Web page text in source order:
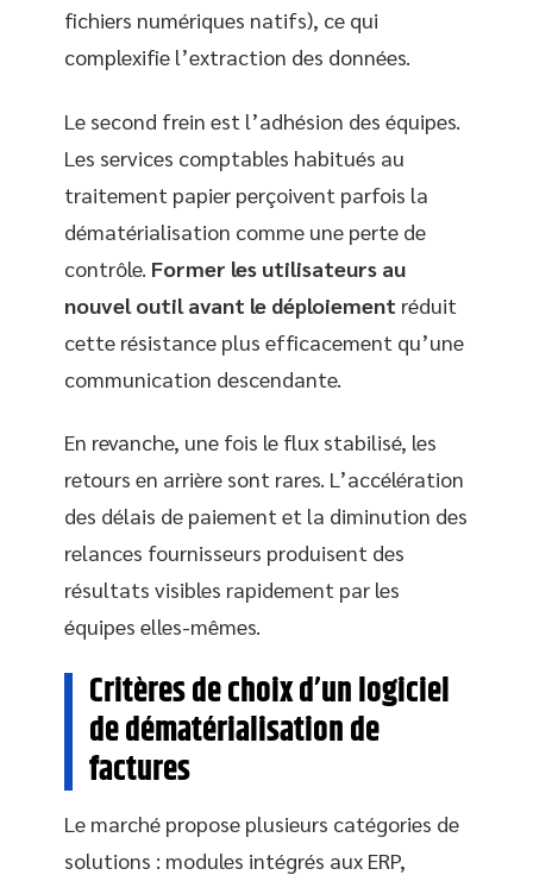
fichiers numériques natifs), ce qui
complexifie l’extraction des données.
Le second frein est l’adhésion des équipes.
Les services comptables habitués au
traitement papier perçoivent parfois la
dématérialisation comme une perte de
contrôle. Former les utilisateurs au
nouvel outil avant le déploiement réduit
cette résistance plus efficacement qu’une
communication descendante.
En revanche, une fois le flux stabilisé, les
retours en arrière sont rares. L’accélération
des délais de paiement et la diminution des
relances fournisseurs produisent des
résultats visibles rapidement par les
équipes elles-mêmes.
Critères de choix d’un logiciel
de dématérialisation de
factures
Le marché propose plusieurs catégories de
solutions : modules intégrés aux ERP,